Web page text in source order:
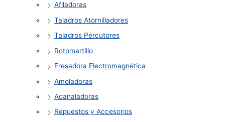
Afiladoras
Taladros Atornilladores
Taladros Percutores
Rotomartillo
Fresadora Electromagnética
Amoladoras
Acanaladoras
Repuestos y Accesorios